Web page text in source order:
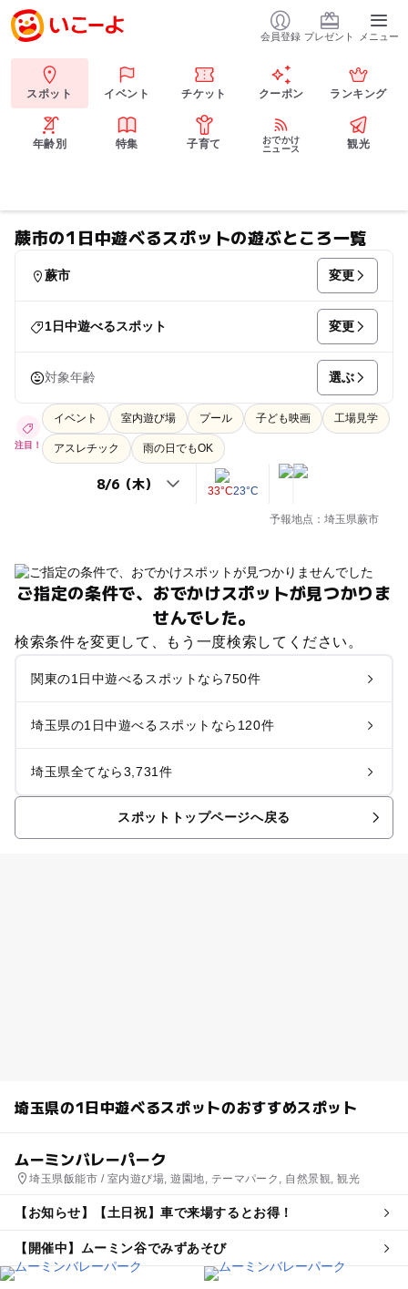
会員登録 プレゼント メニュー
スポット イベント チケット クーポン ランキング
年齢別 特集 子育て
おでかけ
ニュース
観光
蕨市の1日中遊べるスポットの遊ぶところ一覧
蕨市 変更
1日中遊べるスポット 変更
対象年齢 選ぶ
注目！
イベント 室内遊び場 プール 子ども映画 工場見学
アスレチック 雨の日でもOK
33°C23°C
予報地点：埼玉県蕨市
ご指定の条件で、おでかけスポットが見つかりま
せんでした。
検索条件を変更して、もう一度検索してください。
関東の1日中遊べるスポットなら750件
埼玉県の1日中遊べるスポットなら120件
埼玉県全てなら3,731件
スポットトップページへ戻る
埼玉県の1日中遊べるスポットのおすすめスポット
ムーミンバレーパーク
埼玉県飯能市 / 室内遊び場, 遊園地, テーマパーク, 自然景観, 観光
【お知らせ】【土日祝】車で来場するとお得！
【開催中】ムーミン谷でみずあそび